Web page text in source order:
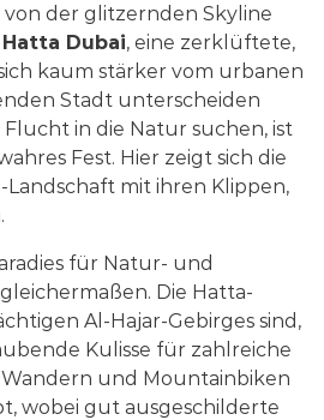
der glitzernden Skyline
Hatta Dubai, eine zerklüftete,
kaum stärker vom urbanen
Stadt unterscheiden
Flucht in die Natur suchen, ist
Fest. Hier zeigt sich die
Landschaft mit ihren Klippen,
für Natur- und
Die Hatta-
Al-Hajar-Gebirges sind,
Kulisse für zahlreiche
und Mountainbiken
wobei gut ausgeschilderte